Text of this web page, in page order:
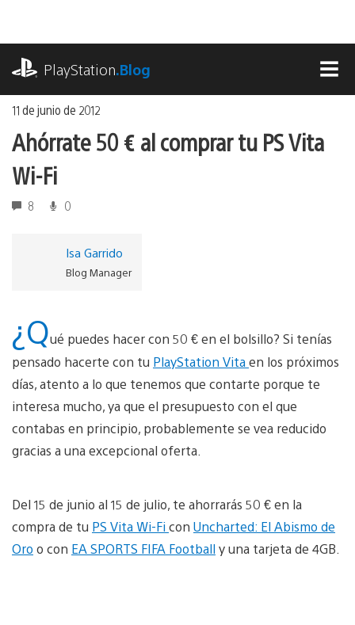
contenido
PlayStation.Blog
11 de junio de 2012
Ahórrate 50 € al comprar tu PS Vita
Wi-Fi
8 0
Isa Garrido
Blog Manager
¿Qué puedes hacer con 50 € en el bolsillo? Si tenías
pensado hacerte con tu PlayStation Vitaen los próximos
días, atento a lo que tenemos que contarte porque te
interesa mucho, ya que el presupuesto con el que
contabas en principio, probablemente se vea reducido
gracias a una excepcional oferta.
Del 15 de junio al 15 de julio, te ahorrarás 50 € en la
compra de tu PS Vita Wi-Ficon Uncharted: El Abismo de
Oro o con EA SPORTS FIFA Footbally una tarjeta de 4GB.